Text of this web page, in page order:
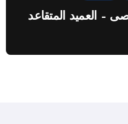
– العميد المتقاعد